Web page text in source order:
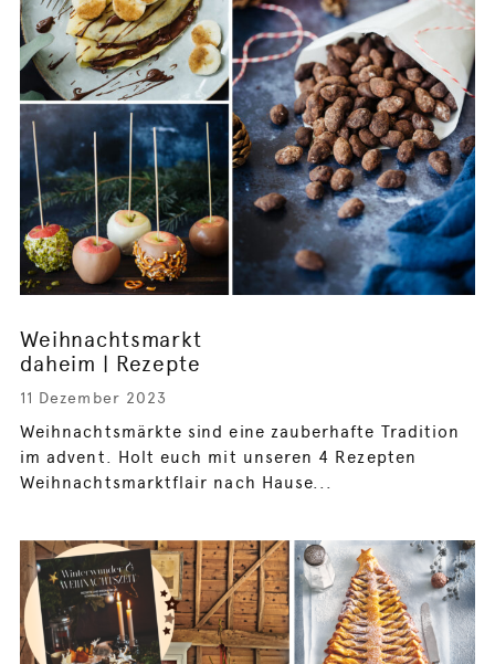
Weihnachtsmarkt
daheim | Rezepte
11 Dezember 2023
Weihnachtsmärkte sind eine zauberhafte Tradition
im advent. Holt euch mit unseren 4 Rezepten
Weihnachtsmarktflair nach Hause...